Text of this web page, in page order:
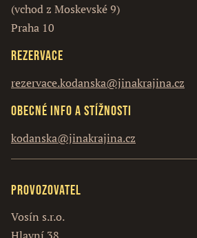
(vchod z Moskevské 9)
Praha 10
Rezervace
rezervace.kodanska@jinakrajina.cz
Obecné info a stížnosti
kodanska@jinakrajina.cz
Provozovatel
Vosín s.r.o.